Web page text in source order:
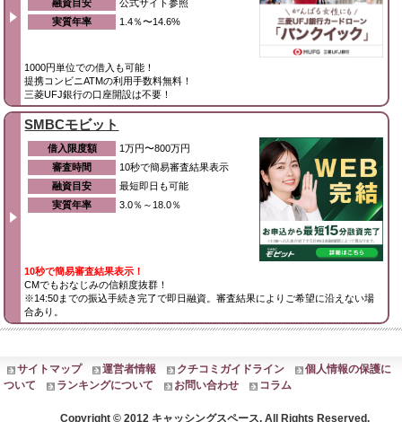
融資目安
公式サイト参照
実質年率
1.4％〜14.6%
1000円単位での借入も可能！
提携コンビニATMの利用手数料無料！
三菱UFJ銀行の口座開設は不要！
SMBCモビット
借入限度額
1万円〜800万円
審査時間
10秒で簡易審査結果表示
融資目安
最短即日も可能
実質年率
3.0％～18.0％
10秒で簡易審査結果表示！
CMでもおなじみの信頼度抜群！
※14:50までの振込手続き完了で即日融資。審査結果によりご希望に沿えない場
合あり。
サイトマップ 運営者情報 クチコミガイドライン
個人情報の保護に
ついて
ランキングについて お問い合わせ コラム
Copyright © 2012 キャッシングスペース. All Rights Reserved.